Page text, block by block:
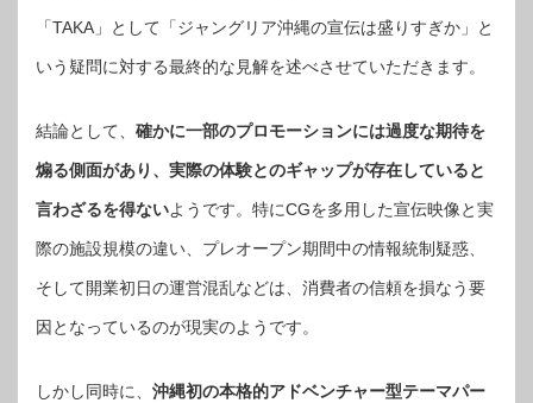
「TAKA」として「ジャングリア沖縄の宣伝は盛りすぎか」と
いう疑問に対する最終的な見解を述べさせていただきます。
結論として、 確かに一部のプロモーションには過度な期待を
煽る側面があり、実際の体験とのギャップが存在していると
言わざるを得ないようです。特にCGを多用した宣伝映像と実
際の施設規模の違い、プレオープン期間中の情報統制疑惑、
そして開業初日の運営混乱などは、消費者の信頼を損なう要
因となっているのが現実のようです。
しかし同時に、 沖縄初の本格的アドベンチャー型テーマパー